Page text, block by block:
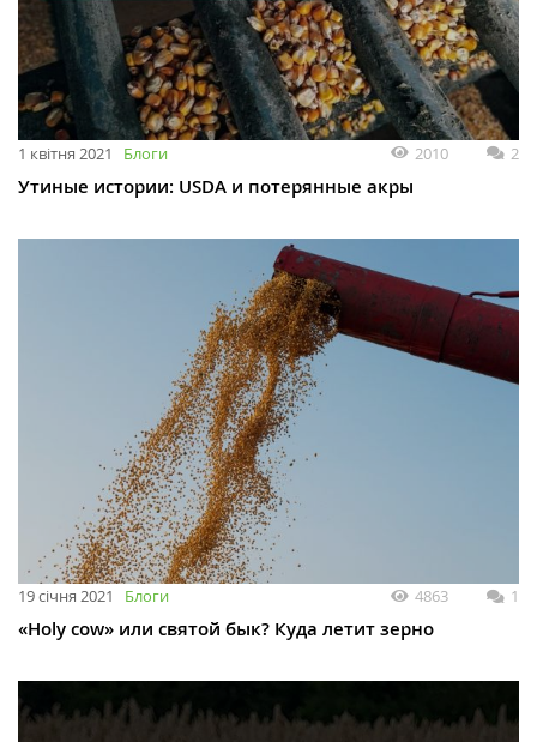
1 квітня 2021 Блоги 2010 2
Утиные истории: USDA и потерянные акры
19 січня 2021 Блоги 4863 1
«Holy cow» или святой бык? Куда летит зерно